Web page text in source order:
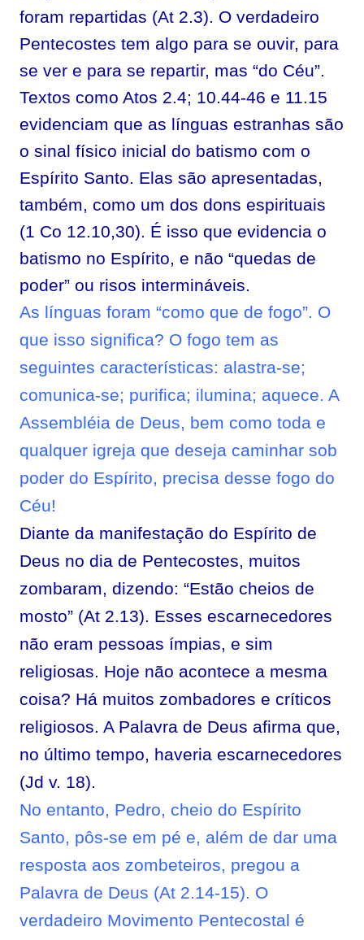
foram repartidas (At 2.3). O verdadeiro
Pentecostes tem algo para se ouvir, para
se ver e para se repartir, mas “do Céu”.
Textos como Atos 2.4; 10.44-46 e 11.15
evidenciam que as línguas estranhas são
o sinal físico inicial do batismo com o
Espírito Santo. Elas são apresentadas,
também, como um dos dons espirituais
(1 Co 12.10,30). É isso que evidencia o
batismo no Espírito, e não “quedas de
poder” ou risos intermináveis.
As línguas foram “como que de fogo”. O
que isso significa? O fogo tem as
seguintes características: alastra-se;
comunica-se; purifica; ilumina; aquece. A
Assembléia de Deus, bem como toda e
qualquer igreja que deseja caminhar sob
poder do Espírito, precisa desse fogo do
Céu!
Diante da manifestação do Espírito de
Deus no dia de Pentecostes, muitos
zombaram, dizendo: “Estão cheios de
mosto” (At 2.13). Esses escarnecedores
não eram pessoas ímpias, e sim
religiosas. Hoje não acontece a mesma
coisa? Há muitos zombadores e críticos
religiosos. A Palavra de Deus afirma que,
no último tempo, haveria escarnecedores
(Jd v. 18).
No entanto, Pedro, cheio do Espírito
Santo, pôs-se em pé e, além de dar uma
resposta aos zombeteiros, pregou a
Palavra de Deus (At 2.14-15). O
verdadeiro Movimento Pentecostal é